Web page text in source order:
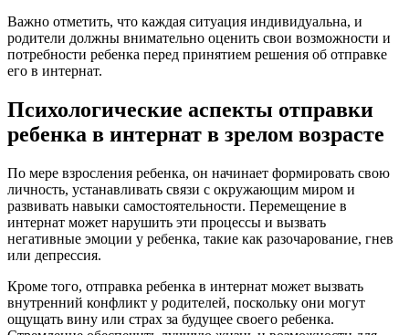
Важно отметить, что каждая ситуация индивидуальна, и
родители должны внимательно оценить свои возможности и
потребности ребенка перед принятием решения об отправке
его в интернат.
Психологические аспекты отправки
ребенка в интернат в зрелом возрасте
По мере взросления ребенка, он начинает формировать свою
личность, устанавливать связи с окружающим миром и
развивать навыки самостоятельности. Перемещение в
интернат может нарушить эти процессы и вызвать
негативные эмоции у ребенка, такие как разочарование, гнев
или депрессия.
Кроме того, отправка ребенка в интернат может вызвать
внутренний конфликт у родителей, поскольку они могут
ощущать вину или страх за будущее своего ребенка.